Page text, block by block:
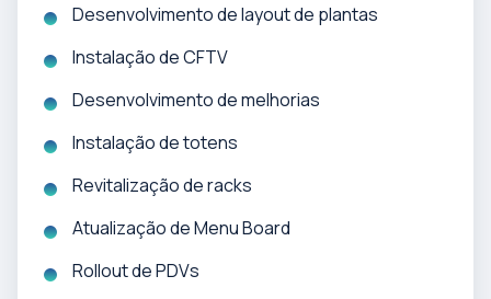
Desenvolvimento de layout de plantas
Instalação de CFTV
Desenvolvimento de melhorias
Instalação de totens
Revitalização de racks
Atualização de Menu Board
Rollout de PDVs